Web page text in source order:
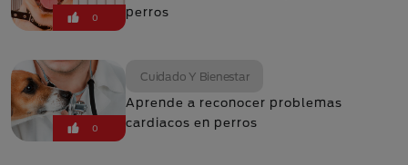
0
perros
0
Cuidado Y Bienestar
Aprende a reconocer problemas
cardiacos en perros